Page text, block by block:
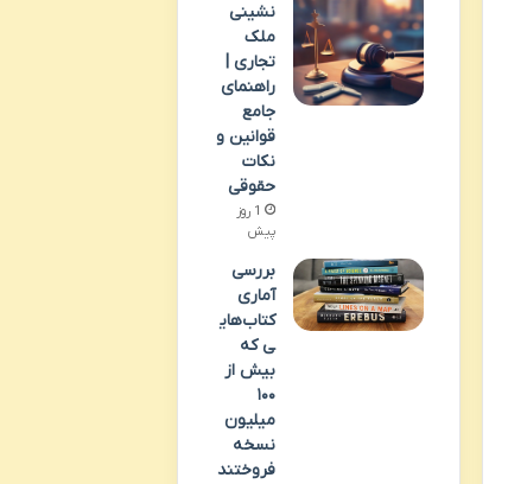
نشینی
ملک
تجاری |
راهنمای
جامع
قوانین و
نکات
حقوقی
1 روز
پیش
بررسی
آماری
کتاب‌های
ی که
بیش از
۱۰۰
میلیون
نسخه
فروختند